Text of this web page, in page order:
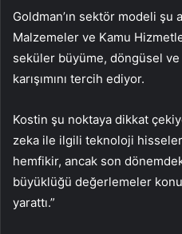
Goldman’ın sektör modeli şu
Malzemeler ve Kamu
seküler büyüme, döngüsel
karışımını tercih ediyor.
Kostin şu noktaya dikkat
zeka ile ilgili teknoloji
hemfikir, ancak son
büyüklüğü değerlemeler
yarattı.”